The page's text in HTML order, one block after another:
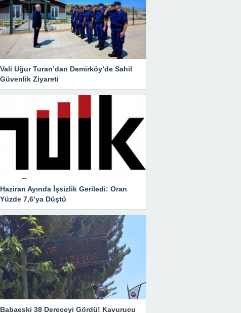
Vali Uğur Turan’dan Demirköy’de Sahil
Güvenlik Ziyareti
Haziran Ayında İşsizlik Geriledi: Oran
Yüzde 7,6’ya Düştü
Babaeski 38 Dereceyi Gördü! Kavurucu